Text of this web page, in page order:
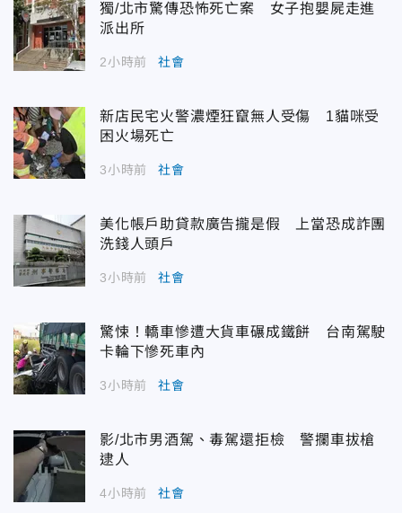
獨/北市驚傳恐怖死亡案 女子抱嬰屍走進
派出所
2小時前 社會
新店民宅火警濃煙狂竄無人受傷 1貓咪受
困火場死亡
3小時前 社會
美化帳戶助貸款廣告攏是假 上當恐成詐團
洗錢人頭戶
3小時前 社會
驚悚！轎車慘遭大貨車碾成鐵餅 台南駕駛
卡輪下慘死車內
3小時前 社會
影/北市男酒駕、毒駕還拒檢 警攔車拔槍
逮人
4小時前 社會